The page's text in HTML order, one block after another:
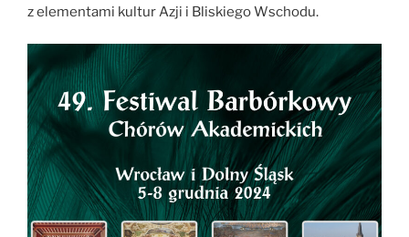
z elementami kultur Azji i Bliskiego Wschodu.